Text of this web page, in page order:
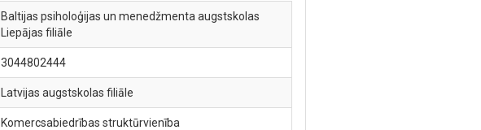
Baltijas psiholoģijas un menedžmenta augstskolas
Liepājas filiāle
3044802444
Latvijas augstskolas filiāle
Komercsabiedrības struktūrvienība